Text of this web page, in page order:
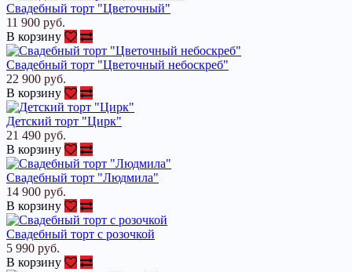
Свадебный торт "Цветочный"
11 900 руб.
В корзину
Свадебный торт "Цветочный небоскреб"
22 900 руб.
В корзину
Детский торт "Цирк"
21 490 руб.
В корзину
Свадебный торт "Людмила"
14 900 руб.
В корзину
Свадебный торт с розочкой
5 990 руб.
В корзину